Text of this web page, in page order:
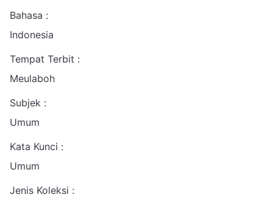
Bahasa :
Indonesia
Tempat Terbit :
Meulaboh
Subjek :
Umum
Kata Kunci :
Umum
Jenis Koleksi :